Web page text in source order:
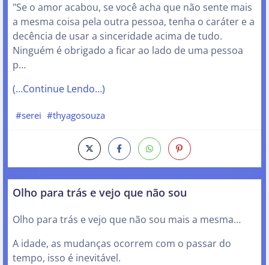
"Se o amor acabou, se você acha que não sente mais
a mesma coisa pela outra pessoa, tenha o caráter e a
decência de usar a sinceridade acima de tudo.
Ninguém é obrigado a ficar ao lado de uma pessoa
p…
(…Continue Lendo…)
#serei #thyagosouza
Olho para trás e vejo que não sou
Olho para trás e vejo que não sou mais a mesma…
A idade, as mudanças ocorrem com o passar do
tempo, isso é inevitável.